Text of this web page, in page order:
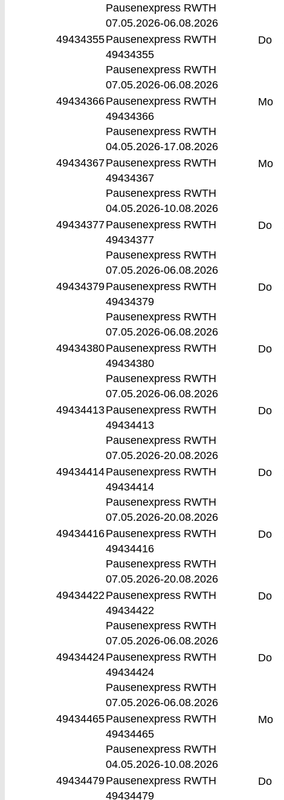
Pausenexpress RWTH
07.05.2026-06.08.2026
49434355Pausenexpress RWTH
49434355
Pausenexpress RWTH
07.05.2026-06.08.2026
Do
49434366Pausenexpress RWTH
49434366
Pausenexpress RWTH
04.05.2026-17.08.2026
Mo
49434367Pausenexpress RWTH
49434367
Pausenexpress RWTH
04.05.2026-10.08.2026
Mo
49434377Pausenexpress RWTH
49434377
Pausenexpress RWTH
07.05.2026-06.08.2026
Do
49434379Pausenexpress RWTH
49434379
Pausenexpress RWTH
07.05.2026-06.08.2026
Do
49434380Pausenexpress RWTH
49434380
Pausenexpress RWTH
07.05.2026-06.08.2026
Do
49434413Pausenexpress RWTH
49434413
Pausenexpress RWTH
07.05.2026-20.08.2026
Do
49434414Pausenexpress RWTH
49434414
Pausenexpress RWTH
07.05.2026-20.08.2026
Do
49434416Pausenexpress RWTH
49434416
Pausenexpress RWTH
07.05.2026-20.08.2026
Do
49434422Pausenexpress RWTH
49434422
Pausenexpress RWTH
07.05.2026-06.08.2026
Do
49434424Pausenexpress RWTH
49434424
Pausenexpress RWTH
07.05.2026-06.08.2026
Do
49434465Pausenexpress RWTH
49434465
Pausenexpress RWTH
04.05.2026-10.08.2026
Mo
49434479Pausenexpress RWTH
49434479
Do